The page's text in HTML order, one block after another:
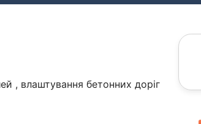
, влаштування бетонних доріг